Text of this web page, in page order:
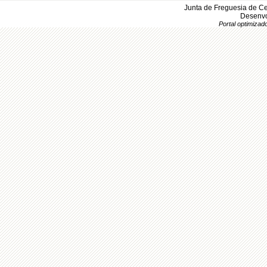
Junta de Freguesia de
Portal